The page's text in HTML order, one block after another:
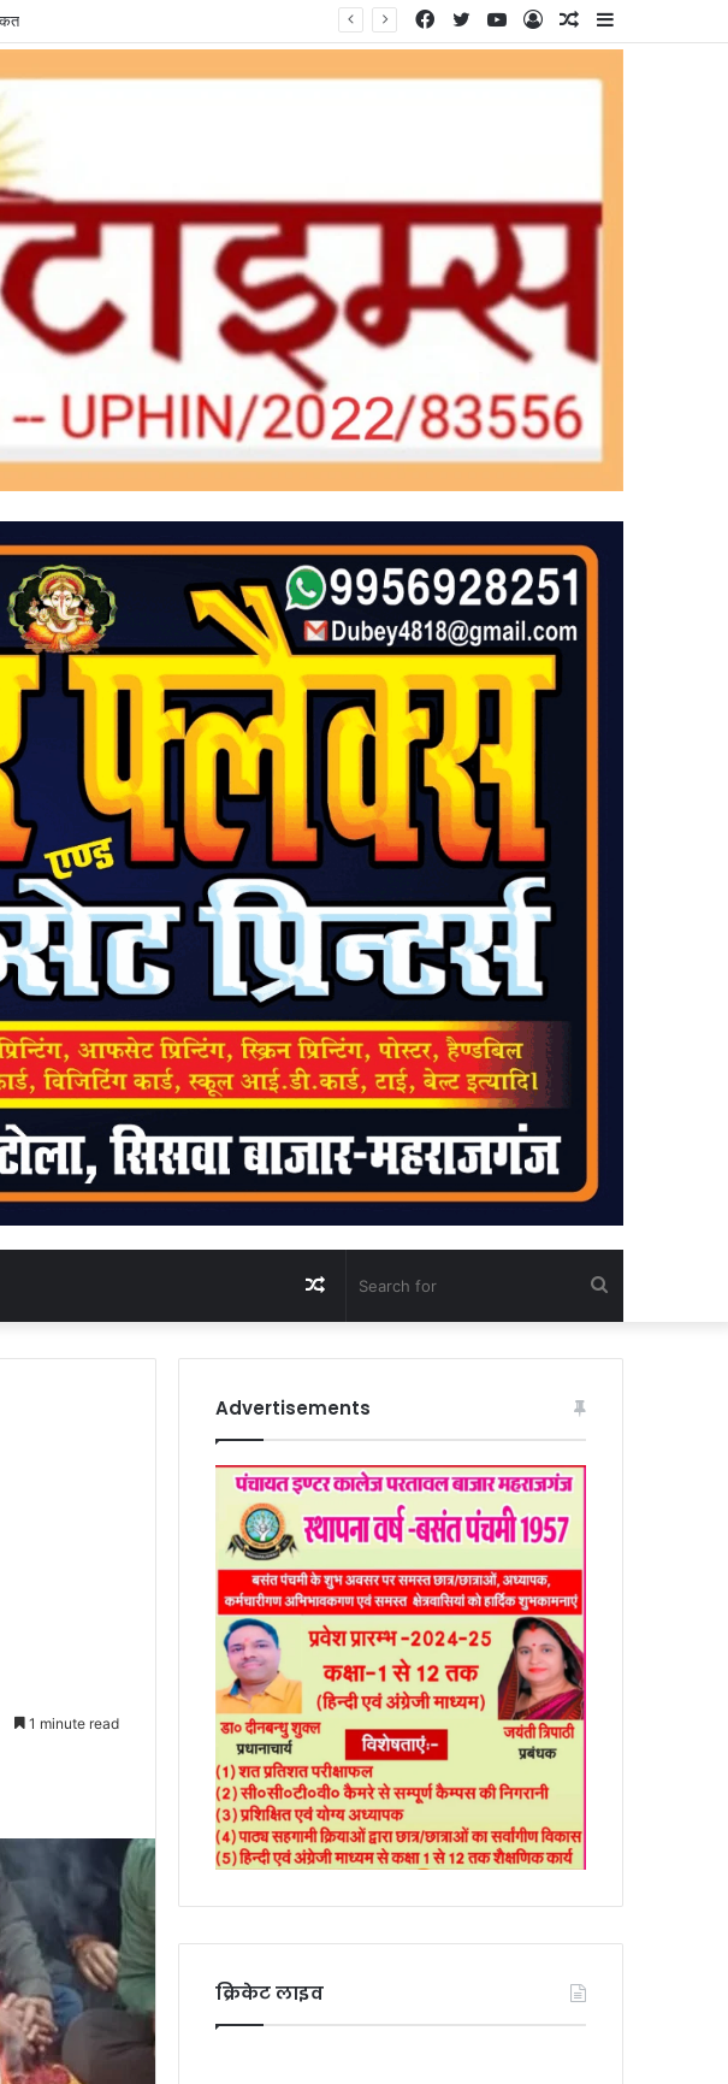
Sidebar
Random
Log
YouTube
Twitter
Facebook
for
Random
Article
1 minute read
Advertisements
क्रिकेट लाइव